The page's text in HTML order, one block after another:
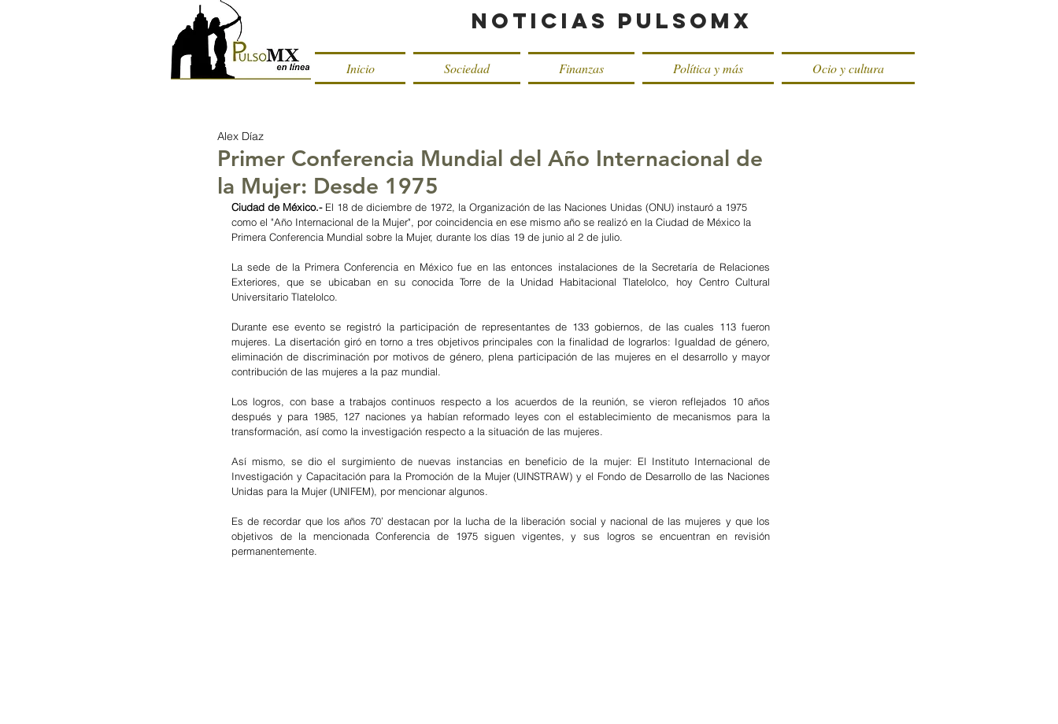
Noticias PulsoMX
Inicio Sociedad Finanzas Política y más Ocio y cultura
Primer Conferencia Mundial del Año Internacional de
la Mujer: Desde 1975
Alex Díaz
Ciudad de México.- El 18 de diciembre de 1972, la Organización de las Naciones Unidas (ONU) instauró a 1975
como el "Año Internacional de la Mujer", por coincidencia en ese mismo año se realizó en la Ciudad de México la
Primera Conferencia Mundial sobre la Mujer, durante los días 19 de junio al 2 de julio.
La sede de la Primera Conferencia en México fue en las entonces instalaciones de la Secretaría de Relaciones
Exteriores, que se ubicaban en su conocida Torre de la Unidad Habitacional Tlatelolco, hoy Centro Cultural
Universitario Tlatelolco.
Durante ese evento se registró la participación de representantes de 133 gobiernos, de las cuales 113 fueron
mujeres. La disertación giró en torno a tres objetivos principales con la finalidad de lograrlos: Igualdad de género,
eliminación de discriminación por motivos de género, plena participación de las mujeres en el desarrollo y mayor
contribución de las mujeres a la paz mundial.
Los logros, con base a trabajos continuos respecto a los acuerdos de la reunión, se vieron reflejados 10 años
después y para 1985, 127 naciones ya habían reformado leyes con el establecimiento de mecanismos para la
transformación, así como la investigación respecto a la situación de las mujeres.
Así mismo, se dio el surgimiento de nuevas instancias en beneficio de la mujer: El Instituto Internacional de
Investigación y Capacitación para la Promoción de la Mujer (UINSTRAW) y el Fondo de Desarrollo de las Naciones
Unidas para la Mujer (UNIFEM), por mencionar algunos.
Es de recordar que los años 70’ destacan por la lucha de la liberación social y nacional de las mujeres y que los
objetivos de la mencionada Conferencia de 1975 siguen vigentes, y sus logros se encuentran en revisión
permanentemente.